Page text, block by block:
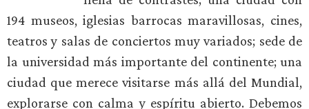
194 museos, iglesias barrocas maravillosas, cines,
teatros y salas de conciertos muy variados; sede de
la universidad más importante del continente; una
ciudad que merece visitarse más allá del Mundial,
explorarse con calma y espíritu abierto. Debemos